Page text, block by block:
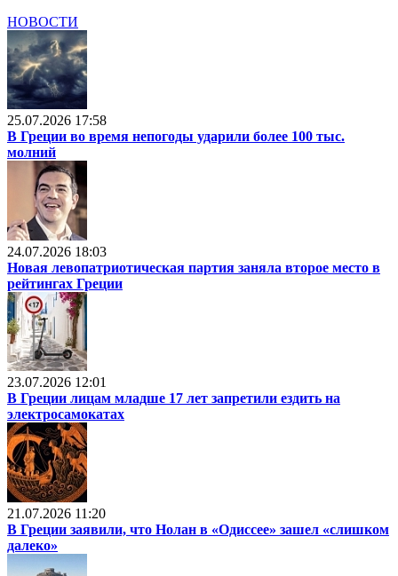
НОВОСТИ
25.07.2026 17:58
В Греции во время непогоды ударили более 100 тыс.
молний
24.07.2026 18:03
Новая левопатриотическая партия заняла второе место в
рейтингах Греции
23.07.2026 12:01
В Греции лицам младше 17 лет запретили ездить на
электросамокатах
21.07.2026 11:20
В Греции заявили, что Нолан в «Одиссее» зашел «слишком
далеко»